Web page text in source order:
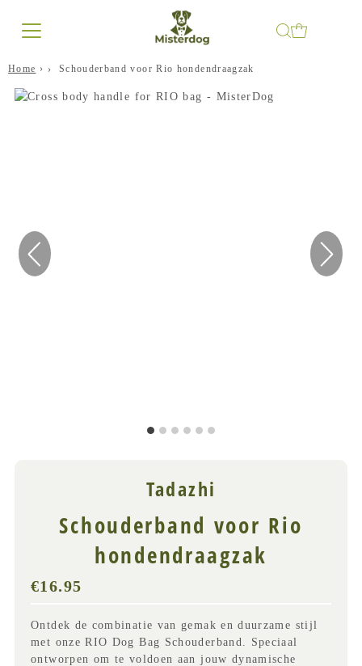
Home › Schouderband voor Rio hondendraagzak
Tadazhi
Schouderband voor Rio
hondendraagzak
Normale
(
incl
BTW)
€16.95
Ontdek de combinatie van gemak en duurzame stijl
met onze RIO Dog Bag Schouderband. Speciaal
ontworpen om te voldoen aan jouw dynamische